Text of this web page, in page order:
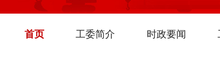
首页 工委简介 时政要闻